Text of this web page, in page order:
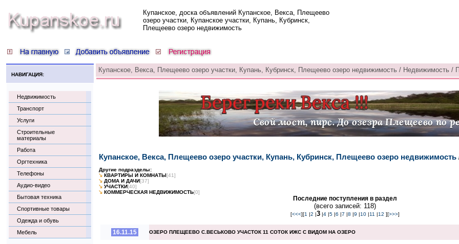
Купанское, доска объявлений Купанское, Векса, Плещеево
озеро участки, Купанское участки, Купань, Кубринск,
Плещеево озеро недвижимость
НАВИГАЦИЯ:
Недвижимость
Транспорт
Услуги
Строительные
материалы
Работа
Оргтехника
Телефоны
Аудио-видео
Бытовая техника
Спортивные товары
Одежда и обувь
Мебель
Купанское, Векса, Плещеево озеро участки, Купань, Кубринск, Плещеево озеро недвижимость / Недвижимость /
Купанское, Векса, Плещеево озеро участки, Купань, Кубринск, Плещеево озеро недвижимость
Другие подразделы:
КВАРТИРЫ И КОМНАТЫ[41]
ДОМА И ДАЧИ[37]
УЧАСТКИ[40]
КОММЕРЧЕСКАЯ НЕДВИЖИМОСТЬ[0]
Последние поступления в раздел
(всего записей: 118)
[<<<][1 |2 |3 |4 |5 |6 |7 |8 |9 |10 |11 |12 ][>>>]
16.11.15 ОЗЕРО ПЛЕЩЕЕВО С.ВЕСЬКОВО УЧАСТОК 11 СОТОК ИЖС С ВИДОМ НА ОЗЕРО